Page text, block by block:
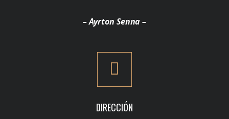
– Ayrton Senna –
DIRECCIÓN